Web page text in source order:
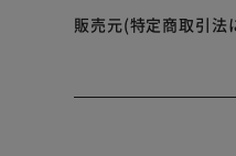
販売元(特定商取引法